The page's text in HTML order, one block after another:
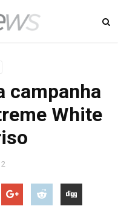
campanha
White